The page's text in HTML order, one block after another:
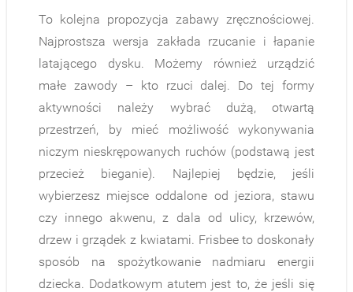
To kolejna propozycja zabawy zręcznościowej.
Najprostsza wersja zakłada rzucanie i łapanie
latającego dysku. Możemy również urządzić
małe zawody – kto rzuci dalej. Do tej formy
aktywności należy wybrać dużą, otwartą
przestrzeń, by mieć możliwość wykonywania
niczym nieskrępowanych ruchów (podstawą jest
przecież bieganie). Najlepiej będzie, jeśli
wybierzesz miejsce oddalone od jeziora, stawu
czy innego akwenu, z dala od ulicy, krzewów,
drzew i grządek z kwiatami. Frisbee to doskonały
sposób na spożytkowanie nadmiaru energii
dziecka. Dodatkowym atutem jest to, że jeśli się